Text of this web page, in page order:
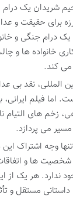
شریدان یک درام
برای حقیقت و
یک درام جنگی و
خانواده ها و
می کند.
المللی، نقد بی
اما فیلم ایرانی،
زخم های التیام
می پردازد.
تنها وجه اشتراک
شخصیت ها و
ندارد. هر یک از
مستقل و